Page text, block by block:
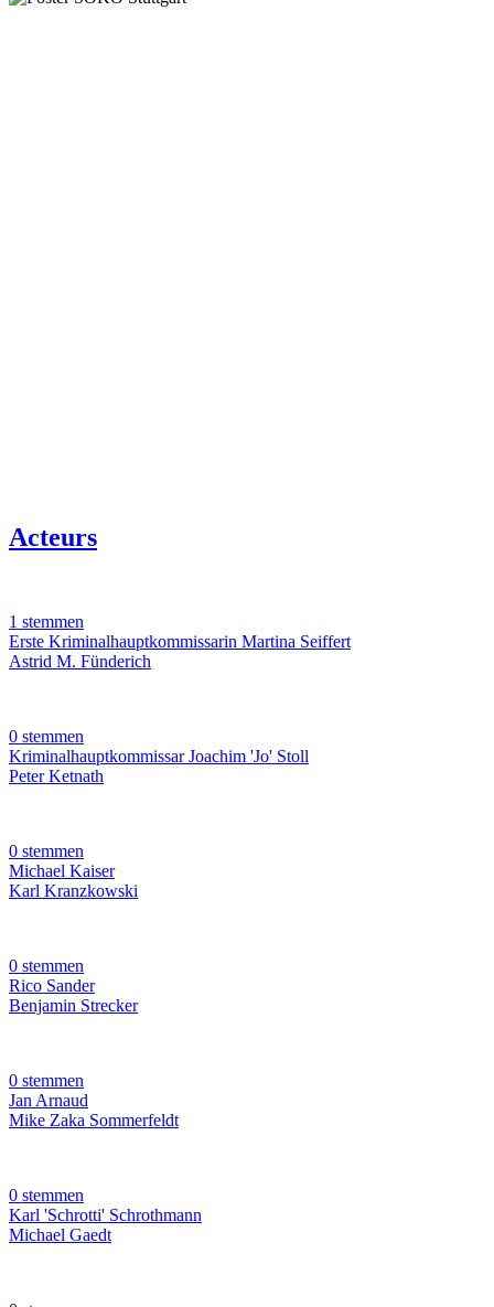
Acteurs
1 stemmen
Erste Kriminalhauptkommissarin Martina Seiffert
Astrid M. Fünderich
0 stemmen
Kriminalhauptkommissar Joachim 'Jo' Stoll
Peter Ketnath
0 stemmen
Michael Kaiser
Karl Kranzkowski
0 stemmen
Rico Sander
Benjamin Strecker
0 stemmen
Jan Arnaud
Mike Zaka Sommerfeldt
0 stemmen
Karl 'Schrotti' Schrothmann
Michael Gaedt